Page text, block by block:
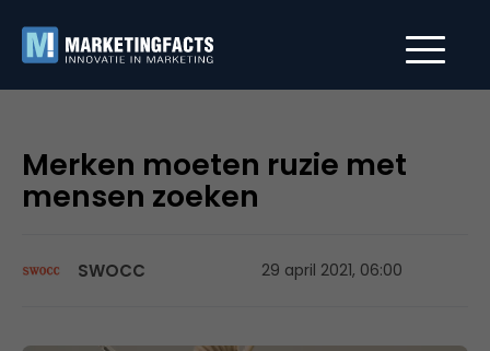
Merken moeten ruzie met
mensen zoeken
SWOCC 29 april 2021, 06:00